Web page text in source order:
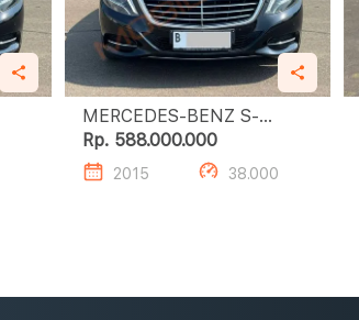
MERCEDES-BENZ S-
CLASS S400 L
Rp. 588.000.000
2015 38.000